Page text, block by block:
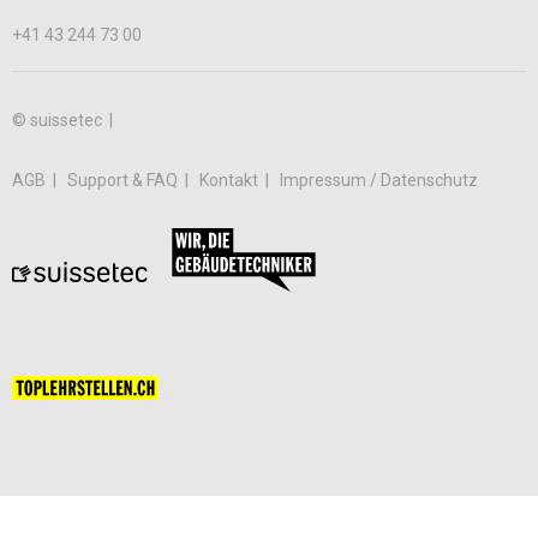
+41 43 244 73 00
© suissetec |
AGB Support & FAQ Kontakt Impressum / Datenschutz